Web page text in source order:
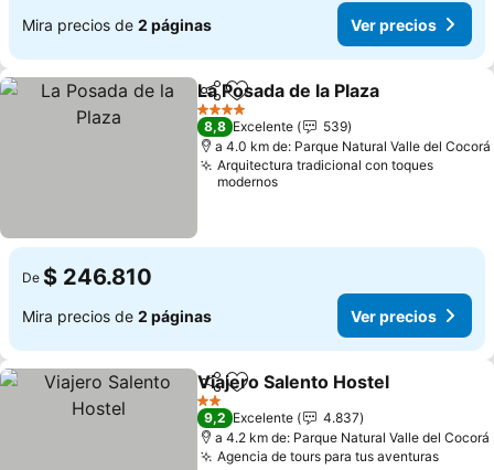
Mira precios de 2 páginas Ver precios
CompartirAgregar a favoritos
La Posada de la Plaza
4 Estrellas
8,8 Excelente
539
a 4.0 km de: Parque Natural Valle del Cocorá
Arquitectura tradicional con toques
modernos
De $ 246.810
Mira precios de 2 páginas Ver precios
CompartirAgregar a favoritos
Viajero Salento Hostel
2 Estrellas
9,2 Excelente
4.837
a 4.2 km de: Parque Natural Valle del Cocorá
Agencia de tours para tus aventuras